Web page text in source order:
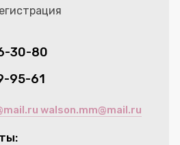
30-80
95-61
walson.mm@mail.ru